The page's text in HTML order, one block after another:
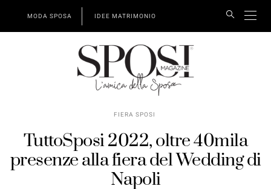
MODA SPOSA IDEE MATRIMONIO
FIERA SPOSI
TuttoSposi 2022, oltre 40mila
presenze alla fiera del Wedding di
Napoli